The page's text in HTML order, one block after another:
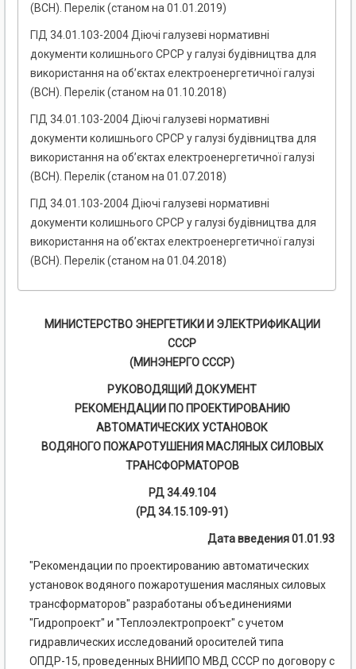
(ВСН). Перелік (станом на 01.01.2019)
ГІД 34.01.103-2004 Діючі галузеві нормативні
документи колишнього СРСР у галузі будівництва для
використання на об’єктах електроенергетичної галузі
(ВСН). Перелік (станом на 01.10.2018)
ГІД 34.01.103-2004 Діючі галузеві нормативні
документи колишнього СРСР у галузі будівництва для
використання на об’єктах електроенергетичної галузі
(ВСН). Перелік (станом на 01.07.2018)
ГІД 34.01.103-2004 Діючі галузеві нормативні
документи колишнього СРСР у галузі будівництва для
використання на об’єктах електроенергетичної галузі
(ВСН). Перелік (станом на 01.04.2018)
МИНИСТЕРСТВО ЭНЕРГЕТИКИ И ЭЛЕКТРИФИКАЦИИ
СССР
(МИНЭНЕРГО СССР)
РУКОВОДЯЩИЙ ДОКУМЕНТ
РЕКОМЕНДАЦИИ ПО ПРОЕКТИРОВАНИЮ
АВТОМАТИЧЕСКИХ УСТАНОВОК
ВОДЯНОГО ПОЖАРОТУШЕНИЯ МАСЛЯНЫХ СИЛОВЫХ
ТРАНСФОРМАТОРОВ
РД 34.49.104
(РД 34.15.109-91)
Дата введения 01.01.93
"Рекомендации по проектированию автоматических
установок водяного пожаротушения масляных силовых
трансформаторов" разработаны объединениями
"Гидропроект" и "Теплоэлектропроект" с учетом
гидравлических исследований оросителей типа
ОПДР-15, проведенных ВНИИПО МВД СССР по договору с